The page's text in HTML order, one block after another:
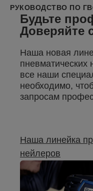
РУКОВОДСТВО ПО
Будьте
Доверяйте
Наша новая
пневматических
все наши
необходимо,
запросам
Наша линейка
нейлеров